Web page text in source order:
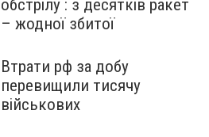
обстрілу : з десятків ракет
– жодної збитої
Втрати рф за добу
перевищили тисячу
військових